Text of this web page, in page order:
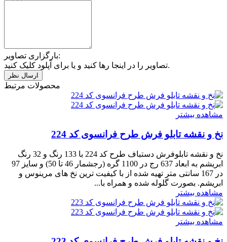
بارگزاری تصاویر:
تصاویر را در اینجا رها کنید و یا برای آپلود کلیک کنید.
محصولات مرتبط
مشاهده بیشتر
نخ و نقشه تابلو فرش طرح فرانسوی کد 224
نخ و نقشه تابلوفرش دستباف طرح کد 224 با 133 رنگ و 32 رنگ
ابریشم به ابعاد 637 رج در 1100 گره (رجشمار 46 تا 50) و سایز 97
در 167 سانتی متر تهیه شده از با کیفیت ترین نخ های مرینوس و
ابریشم. بصورت گلوله شده و همراه با...
مشاهده بیشتر
مشاهده بیشتر